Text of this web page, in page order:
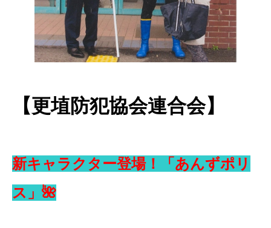
【更埴防犯協会連合会】
新キャラクター登場！「あんずポリ
ス」🌺